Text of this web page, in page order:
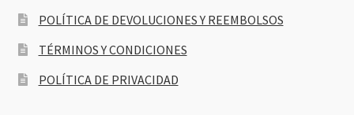
POLÍTICA DE DEVOLUCIONES Y REEMBOLSOS
TÉRMINOS Y CONDICIONES
POLÍTICA DE PRIVACIDAD